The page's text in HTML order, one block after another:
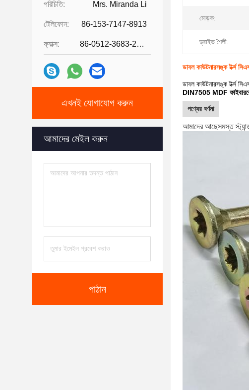
পরিচিতি: Mrs. Miranda Li
টেলিফোন: 86-153-7147-8913
ফ্যাক্স: 86-0512-3683-2631
এখনই যোগাযোগ করুন
আমাদের মেইল ​​করুন
পাঠান
মোড়ক:
ড্রাইভ শৈলী:
ডাবল কাউটনারসঙ্ক টর্ক্স
ডাবল কাউটনারসঙ্ক টর্ক্স
DIN7505 MDF
পণ্যের বর্ণনা
আমাদের আছেসমস্ত